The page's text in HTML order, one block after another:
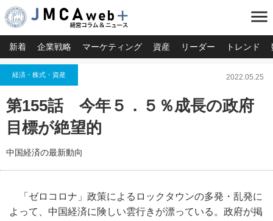
menu
新着 企業戦略 マーケティング 資産 リーダー トレンド
経済・株式・資産 2022.05.25
第155話 今年５．５％成長の政府
目標が絶望的
中国経済の最新動向
「ゼロコロナ」政策によるロックタウンの多発・乱発に
よって、中国経済に険しい雲行きが漂っている。政府が掲